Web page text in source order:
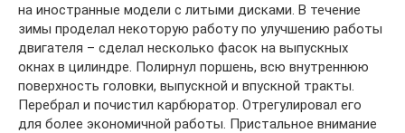
на иностранные модели с литыми дисками. В течение
зимы проделал некоторую работу по улучшению работы
двигателя – сделал несколько фасок на выпускных
окнах в цилиндре. Полирнул поршень, всю внутреннюю
поверхность головки, выпускной и впускной тракты.
Перебрал и почистил карбюратор. Отрегулировал его
для более экономичной работы. Пристальное внимание